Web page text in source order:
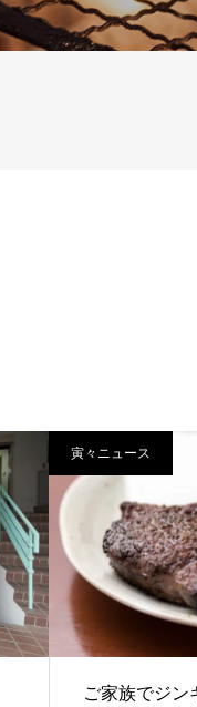
寅々ニュース
ご家族でジン